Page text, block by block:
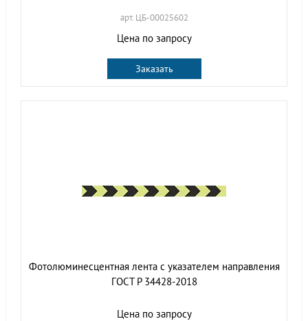
арт. ЦБ-00025602
Цена по запросу
Заказать
Фотолюминесцентная лента с указателем направления
ГОСТ Р 34428-2018
Цена по запросу